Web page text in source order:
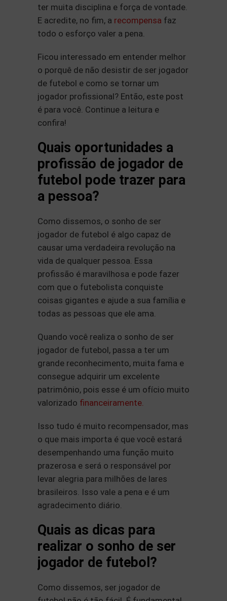
ter muita disciplina e força de vontade.
E acredite, no fim, a recompensa faz
todo o esforço valer a pena.
Ficou interessado em entender melhor
o porquê de não desistir de ser jogador
de futebol e como se tornar um
jogador profissional? Então, este post
é para você. Continue a leitura e
confira!
Quais oportunidades a
profissão de jogador de
futebol pode trazer para
a pessoa?
Como dissemos, o sonho de ser
jogador de futebol é algo capaz de
causar uma verdadeira revolução na
vida de qualquer pessoa. Essa
profissão é maravilhosa e pode fazer
com que o futebolista conquiste
coisas gigantes e ajude a sua família e
todas as pessoas que ele ama.
Quando você realiza o sonho de ser
jogador de futebol, passa a ter um
grande reconhecimento, muita fama e
consegue adquirir um excelente
patrimônio, pois esse é um ofício muito
valorizado financeiramente.
Isso tudo é muito recompensador, mas
o que mais importa é que você estará
desempenhando uma função muito
prazerosa e será o responsável por
levar alegria para milhões de lares
brasileiros. Isso vale a pena e é um
agradecimento diário.
Quais as dicas para
realizar o sonho de ser
jogador de futebol?
Como dissemos, ser jogador de